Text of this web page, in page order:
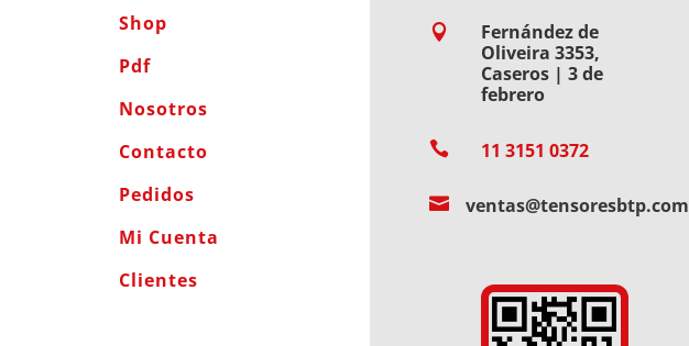
Shop
Pdf
Nosotros
Contacto
Pedidos
Mi Cuenta
Clientes

Fernández de
Oliveira 3353,
Caseros | 3 de
febrero
 11 3151 0372
 ventas@tensoresbtp.com